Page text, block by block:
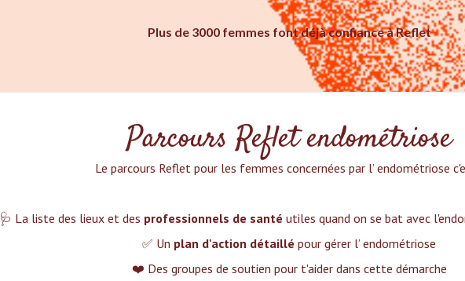
Plus de 3000 femmes font déjà confiance à Reflet
Parcours Reflet endométriose
Le parcours Reflet pour les femmes concernées par l’ endométriose
🩺 La liste des lieux et des professionnels de santé utiles quand on se bat avec
✅ Un plan d'action détaillé pour gérer l’ endométriose
❤️ Des groupes de soutien pour t'aider dans cette démarche